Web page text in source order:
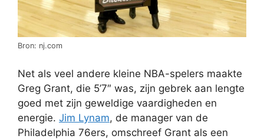
Bron: nj.com
Net als veel andere kleine NBA-spelers maakte
Greg Grant, die 5’7″ was, zijn gebrek aan lengte
goed met zijn geweldige vaardigheden en
energie. Jim Lynam, de manager van de
Philadelphia 76ers, omschreef Grant als een